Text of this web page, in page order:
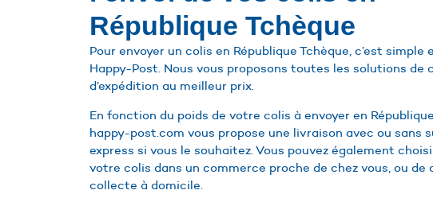
République Tchèque
Pour envoyer un colis en République Tchèque, c’est simple
Happy-Post. Nous vous proposons toutes les solutions de
d’expédition au meilleur prix.
En fonction du poids de votre colis à envoyer en
happy-post.com vous propose une livraison avec ou sans
express si vous le souhaitez. Vous pouvez également
votre colis dans un commerce proche de chez vous, ou de
collecte à domicile.